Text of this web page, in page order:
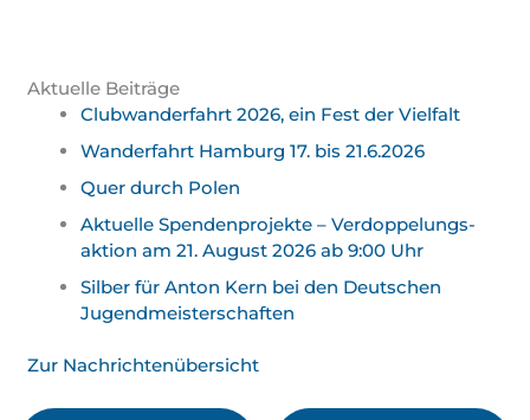
Aktuelle Beiträge
Clubwanderfahrt 2026, ein Fest der Vielfalt
Wanderfahrt Hamburg 17. bis 21.6.2026
Quer durch Polen
Aktuelle Spendenprojekte – Verdoppelungs­
aktion am 21. August 2026 ab 9:00 Uhr
Silber für Anton Kern bei den Deutschen
Jugend­meister­schaften
Zur Nachrichtenübersicht